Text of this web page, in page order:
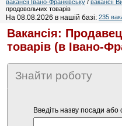
вакансії Івано-Франківську / вакансії
продовольчих товарів
На 08.08.2026 в нашій базі: 235
Вакансія:
товарів (в Івано-
Знайти роботу
Введіть назву посади